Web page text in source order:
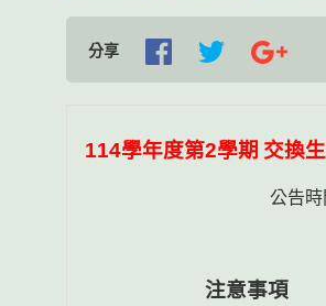
分享
114學年度第2學期 交換
公告時
注意事項